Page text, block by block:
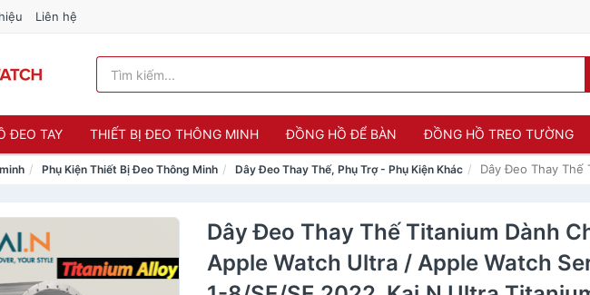
Liên hệ
ĐEO TAY THIẾT BỊ ĐEO THÔNG MINH ĐỒNG HỒ ĐỂ BÀN ĐỒNG HỒ TREO TƯỜNG
Phụ Kiện Thiết Bị Đeo Thông Minh Dây Đeo Thay Thế, Phụ Trợ - Phụ Kiện Khác Dây Đeo Thay Thế
Dây Đeo Thay Thế Titanium Dành
Apple Watch Ultra / Apple Watch